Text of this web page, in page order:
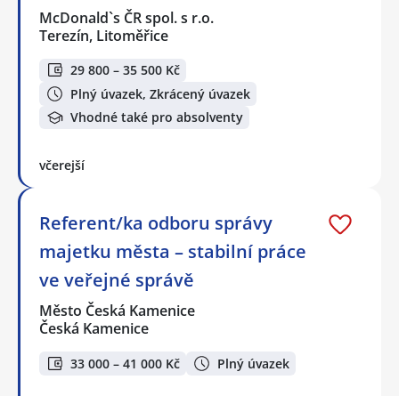
McDonald`s ČR spol. s r.o.
Terezín, Litoměřice
29 800 – 35 500 Kč
Plný úvazek, Zkrácený úvazek
Vhodné také pro absolventy
včerejší
Referent/ka odboru správy
majetku města – stabilní práce
ve veřejné správě
Město Česká Kamenice
Česká Kamenice
33 000 – 41 000 Kč Plný úvazek